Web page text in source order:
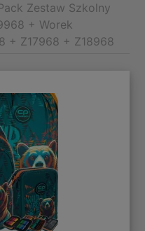
Zestaw Szkolny
+ Worek
+ Z17968 + Z18968